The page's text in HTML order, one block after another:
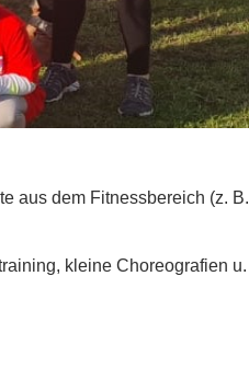
aus dem Fitnessbereich (z. B.
kleine Choreografien u.